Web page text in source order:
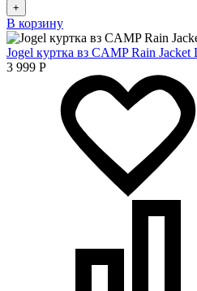
+
В корзину
Jogel куртка вз CAMP Rain
3 999 Р